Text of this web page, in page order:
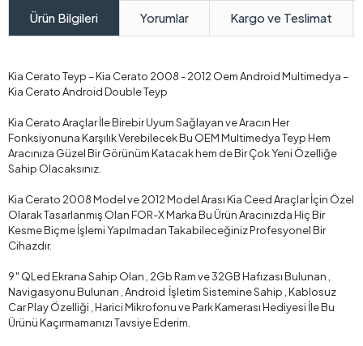
Ürün Bilgileri Yorumlar Kargo ve Teslimat
Kia Cerato Teyp – Kia Cerato 2008 - 2012 Oem Android Multimedya –
Kia Cerato Android Double Teyp
Kia Cerato Araçlar İle Birebir Uyum Sağlayan ve Aracın Her
Fonksiyonuna Karşılık Verebilecek Bu OEM Multimedya Teyp Hem
Aracınıza Güzel Bir Görünüm Katacak hem de Bir Çok Yeni Özelliğe
Sahip Olacaksınız.
Kia Cerato 2008 Model ve 2012 Model Arası Kia Ceed Araçlar İçin Özel
Olarak Tasarlanmış Olan FOR-X Marka Bu Ürün Aracınızda Hiç Bir
Kesme Biçme İşlemi Yapılmadan Takabileceğiniz Profesyonel Bir
Cihazdır.
9″ QLed Ekrana Sahip Olan , 2Gb Ram ve 32GB Hafızası Bulunan ,
Navigasyonu Bulunan , Android İşletim Sistemine Sahip , Kablosuz
Car Play Özelliği , Harici Mikrofonu ve Park Kamerası Hediyesi İle Bu
Ürünü Kaçırmamanızı Tavsiye Ederim.